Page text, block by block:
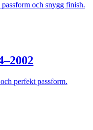
och snygg finish.
perfekt passform.